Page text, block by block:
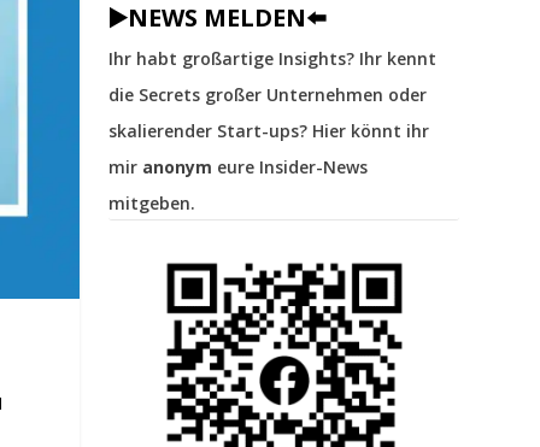
▶️NEWS MELDEN⬅️
Ihr habt großartige Insights? Ihr kennt
die Secrets großer Unternehmen oder
skalierender Start-ups? Hier könnt ihr
mir anonym eure Insider-News
mitgeben.